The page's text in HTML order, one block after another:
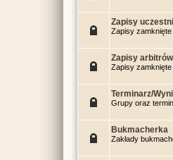
Zapisy
Zapisy zamknięte
Zapisy arbitrów
Zapisy zamknięte
Terminarz/
Grupy oraz
Bukmacherka
Zakłady